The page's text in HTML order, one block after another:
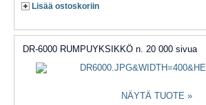
Lisää ostoskoriin
DR-6000 RUMPUYKSIKKÖ n. 20 000 sivua
NÄYTÄ TUOTE »